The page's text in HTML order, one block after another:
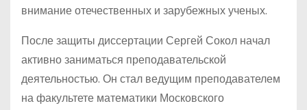
внимание отечественных и зарубежных ученых.
После защиты диссертации Сергей Сокол начал
активно заниматься преподавательской
деятельностью. Он стал ведущим преподавателем
на факультете математики Московского